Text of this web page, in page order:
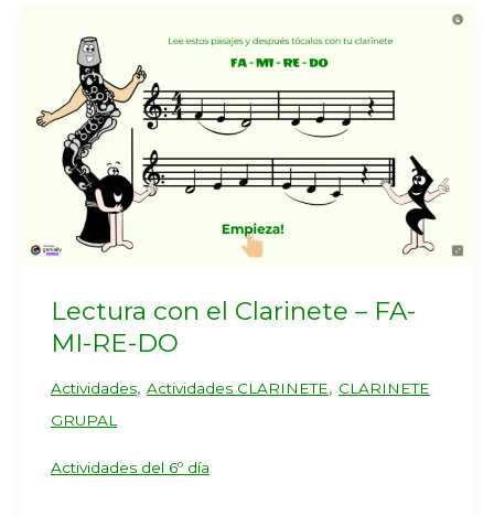
Lectura con el Clarinete – FA-
MI-RE-DO
Actividades, Actividades CLARINETE, CLARINETE
GRUPAL
Actividades del 6º día